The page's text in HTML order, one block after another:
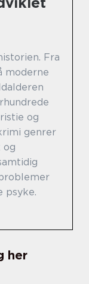
Fra
moderne
og
genrer
og
psyke.
her